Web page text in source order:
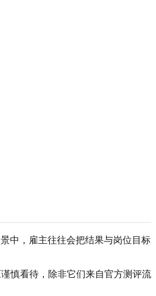
中，雇主往往会把结果与岗位目标
慎看待，除非它们来自官方测评流